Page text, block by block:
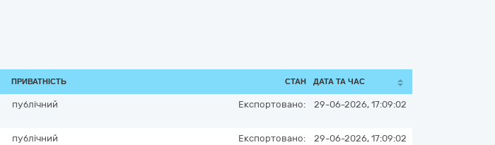
ПРИВАТНІСТЬ СТАН ДАТА ТА ЧАС
публічний Експортовано: 29-06-2026, 17:09:02
публічний Експортовано: 29-06-2026, 17:09:02